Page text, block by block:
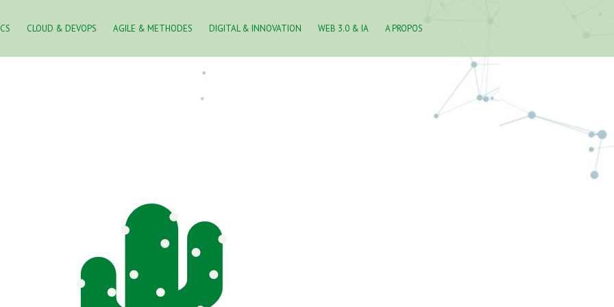
CLOUD & DEVOPS AGILE & METHODES DIGITAL & INNOVATION WEB 3.0 & IA A PROPOS